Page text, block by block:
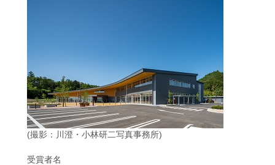
(撮影：川澄・小林研二写真事務所)
受賞者名